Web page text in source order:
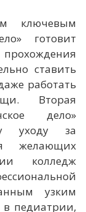
ключевым
готовит
ставить
работать
Вторая
дело»
уходу за
желающих
колледж
узким
в педиатрии,